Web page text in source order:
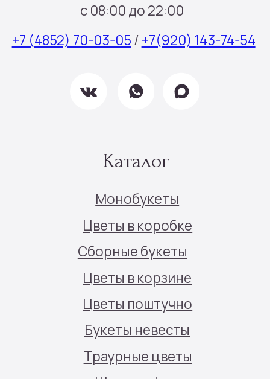
Подписка
Политика конфиденциальности